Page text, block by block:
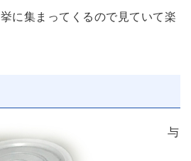
に集まってくるので見ていて楽
与